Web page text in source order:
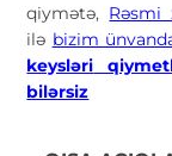
qiymətə, Rəsmi
ilə bizim
keysləri
bilərsiz